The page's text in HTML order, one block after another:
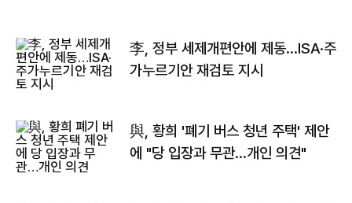
李, 정부 세제개편안에 제동…ISA·주
가누르기안 재검토 지시
與, 황희 '폐기 버스 청년 주택' 제안
에 "당 입장과 무관…개인 의견"